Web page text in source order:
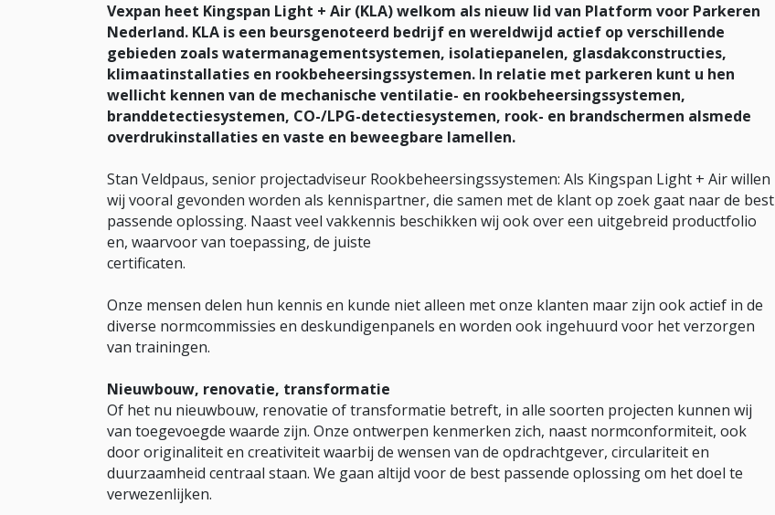
Vexpan heet Kingspan Light + Air (KLA) welkom als nieuw lid van Platform voor Parkeren
Nederland. KLA is een beursgenoteerd bedrijf en wereldwijd actief op verschillende
gebieden zoals watermanagementsystemen, isolatiepanelen, glasdakconstructies,
klimaatinstallaties en rookbeheersingssystemen. In relatie met parkeren kunt u hen
wellicht kennen van de mechanische ventilatie- en rookbeheersingssystemen,
branddetectiesystemen, CO-/LPG-detectiesystemen, rook- en brandschermen alsmede
overdrukinstallaties en vaste en beweegbare lamellen.
Stan Veldpaus, senior projectadviseur Rookbeheersingssystemen: Als Kingspan Light + Air willen
wij vooral gevonden worden als kennispartner, die samen met de klant op zoek gaat naar de best
passende oplossing. Naast veel vakkennis beschikken wij ook over een uitgebreid productfolio
en, waarvoor van toepassing, de juiste
certificaten.
Onze mensen delen hun kennis en kunde niet alleen met onze klanten maar zijn ook actief in de
diverse normcommissies en deskundigenpanels en worden ook ingehuurd voor het verzorgen
van trainingen.
Nieuwbouw, renovatie, transformatie
Of het nu nieuwbouw, renovatie of transformatie betreft, in alle soorten projecten kunnen wij
van toegevoegde waarde zijn. Onze ontwerpen kenmerken zich, naast normconformiteit, ook
door originaliteit en creativiteit waarbij de wensen van de opdrachtgever, circulariteit en
duurzaamheid centraal staan. We gaan altijd voor de best passende oplossing om het doel te
verwezenlijken.